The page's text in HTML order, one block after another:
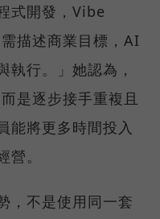
式開發，Vibe
描述商業目標，AI
執行。」她認為，
是逐步接手重複且
能將更多時間投入
。
，不是使用同一套